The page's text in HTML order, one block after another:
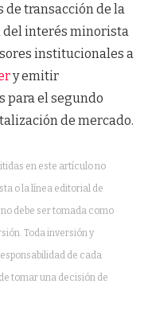
transacción de la
del interés minorista
institucionales a
y emitir
para el segundo
de mercado.
en este artículo no
o la línea editorial de
debe ser tomada como
Toda inversión y
de cada
tomar una decisión de